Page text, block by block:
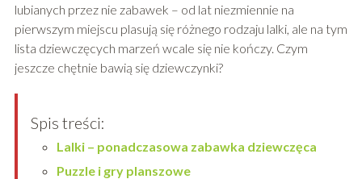
lubianych przez nie zabawek – od lat niezmiennie na
pierwszym miejscu plasują się różnego rodzaju lalki, ale na tym
lista dziewczęcych marzeń wcale się nie kończy. Czym
jeszcze chętnie bawią się dziewczynki?
Spis treści:
Lalki – ponadczasowa zabawka dziewczęca
Puzzle i gry planszowe